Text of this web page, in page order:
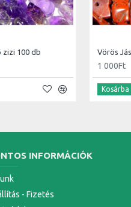
100 db Vörös
1 000Ft
Kosárba
INFORMÁCIÓK
- Fizetés